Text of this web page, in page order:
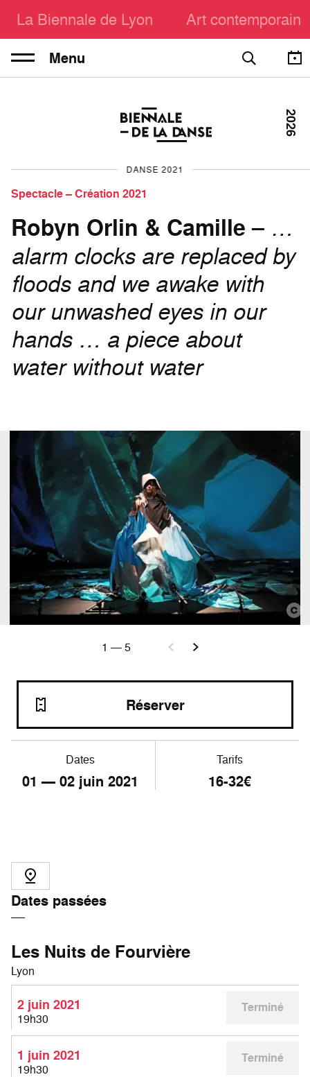
La Biennale de Lyon Art contemporain
Menu
DANSE 2021
Spectacle – Création 2021
Robyn Orlin & Camille – …
alarm clocks are replaced by
floods and we awake with
our unwashed eyes in our
hands … a piece about
water without water
2026
Dates
01 —02 juin 2021
Tarifs
16-32€
Réserver
1 —5
Dates passées
Les Nuits de Fourvière
Lyon
2 juin 2021
19h30
Terminé
1 juin 2021
19h30
Terminé